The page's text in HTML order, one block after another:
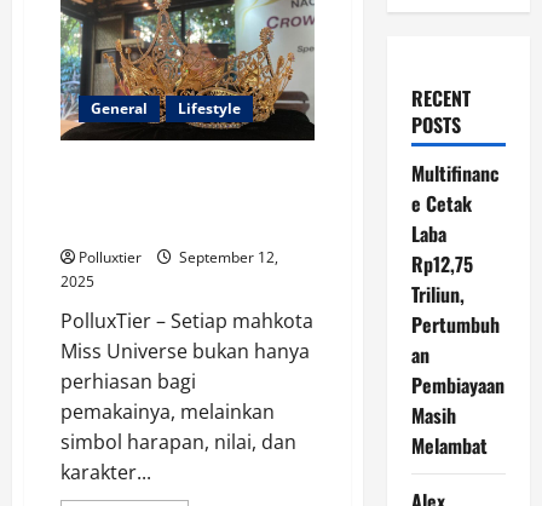
General Lifestyle
Polluxtier
September 12,
2025
PolluxTier – Setiap mahkota
Miss Universe bukan hanya
perhiasan bagi
pemakainya, melainkan
simbol harapan, nilai, dan
karakter...
RECENT
POSTS
Multifinanc
e Cetak
Laba
Rp12,75
Triliun,
Pertumbuh
an
Pembiayaan
Masih
Melambat